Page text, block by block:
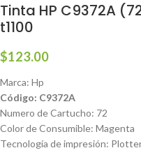
Tinta HP C9372A
t1100
$123.00
Marca: Hp
Código: C9372A
Numero de Cartucho: 72
Color de Consumible: Magenta
Tecnología de impresión: